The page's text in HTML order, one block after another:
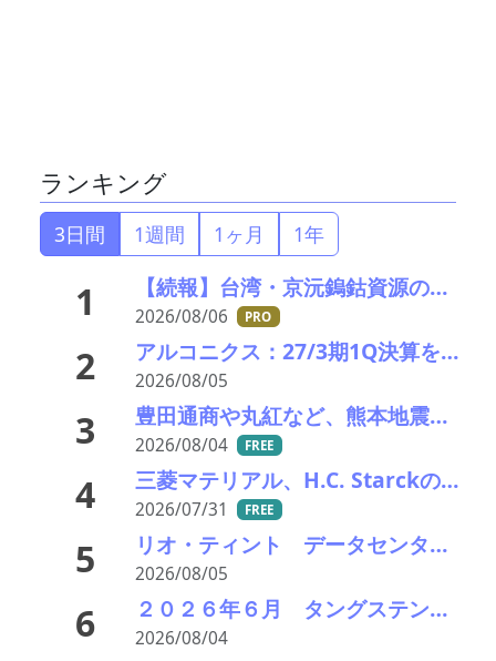
ランキング
3日間 1週間 1ヶ月 1年
1 【続報】台湾・京沅鎢鈷資源の黄会長殺害事件、元従業員を逮捕か／8月8・9日に葬儀執行へ
2026/08/06 PRO
2 アルコニクス：27/3期1Q決算を発表。業績見通し、配当を修正
2026/08/05
3 豊田通商や丸紅など、熊本地震被害に支援・義援金
2026/08/04 FREE
4 三菱マテリアル、H.C. Starckのタングステンリサイクル能力増強投資を決定－約5000万ユーロ投資
2026/07/31 FREE
5 リオ・ティント データセンターブームにおける自社の優位性を強調 銅やアルミニウム事業の伸び背景に
2026/08/05
6 ２０２６年６月 タングステンスクラップ輸出入統計分析 中国依存低下続く 価格高止まりで調達多極化進展
2026/08/04